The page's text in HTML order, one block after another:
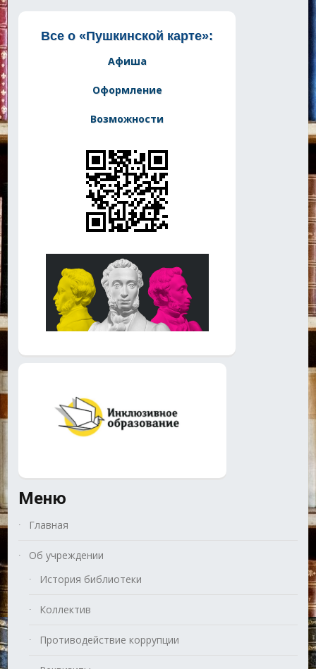
Все о «Пушкинской карте»:
Афиша
Оформление
Возможности
Меню
Главная
Об учреждении
История библиотеки
Коллектив
Противодействие коррупции